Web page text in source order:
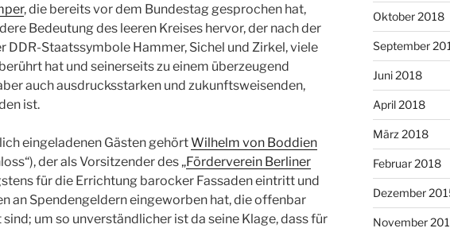
, die bereits vor dem Bundestag gesprochen hat,
Bedeutung des leeren Kreises hervor, der nach der
DDR-Staatssymbole Hammer, Sichel und Zirkel, viele
hat und seinerseits zu einem überzeugend
auch ausdrucksstarken und zukunftsweisenden,
ist.
eingeladenen Gästen gehörtWilhelm von Boddien
der als Vorsitzender des „Förderverein Berliner
für die Errichtung barocker Fassaden eintritt und
an Spendengeldern eingeworben hat, die offenbar
um so unverständlicher ist da seine Klage, dass für
Oktober 2018
September
Juni 2018
April 2018
März 2018
Februar 2018
Dezember
November